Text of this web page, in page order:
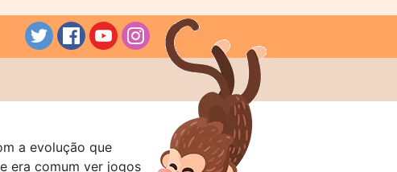
a evolução que
era comum ver jogos